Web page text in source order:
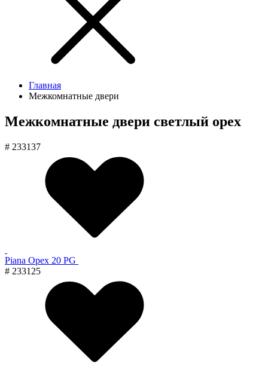
Главная
Межкомнатные двери
Межкомнатные двери светлый орех
# 233137
Piana Орех 20 PG
# 233125